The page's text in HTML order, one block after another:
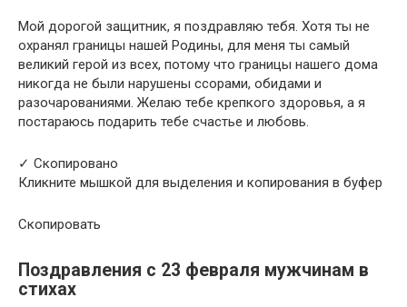
Мой дорогой защитник, я поздравляю тебя. Хотя ты не
охранял границы нашей Родины, для меня ты самый
великий герой из всех, потому что границы нашего дома
никогда не были нарушены ссорами, обидами и
разочарованиями. Желаю тебе крепкого здоровья, а я
постараюсь подарить тебе счастье и любовь.
✓ Скопировано
Кликните мышкой для выделения и копирования в буфер
Скопировать
Поздравления с 23 февраля мужчинам в
стихах